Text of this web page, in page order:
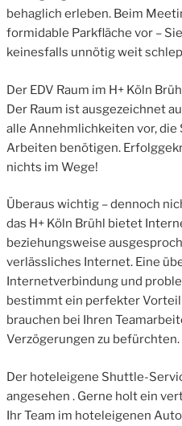
behaglich erleben. Beim
formidable Parkfläche vor –
keinesfalls unnötig weit
Der EDV Raum im H+ Köln
Der Raum ist ausgezeichnet
alle Annehmlichkeiten vor, die
Arbeiten benötigen.
nichts im Wege!
Überaus wichtig – dennoch
das H+ Köln Brühl bietet
beziehungsweise
verlässliches Internet. Eine
Internetverbindung und
bestimmt ein perfekter Vorteil
brauchen bei Ihren
Verzögerungen zu befürchten.
Der hoteleigene Shuttle-
angesehen . Gerne holt ein
Ihr Team im hoteleigenen